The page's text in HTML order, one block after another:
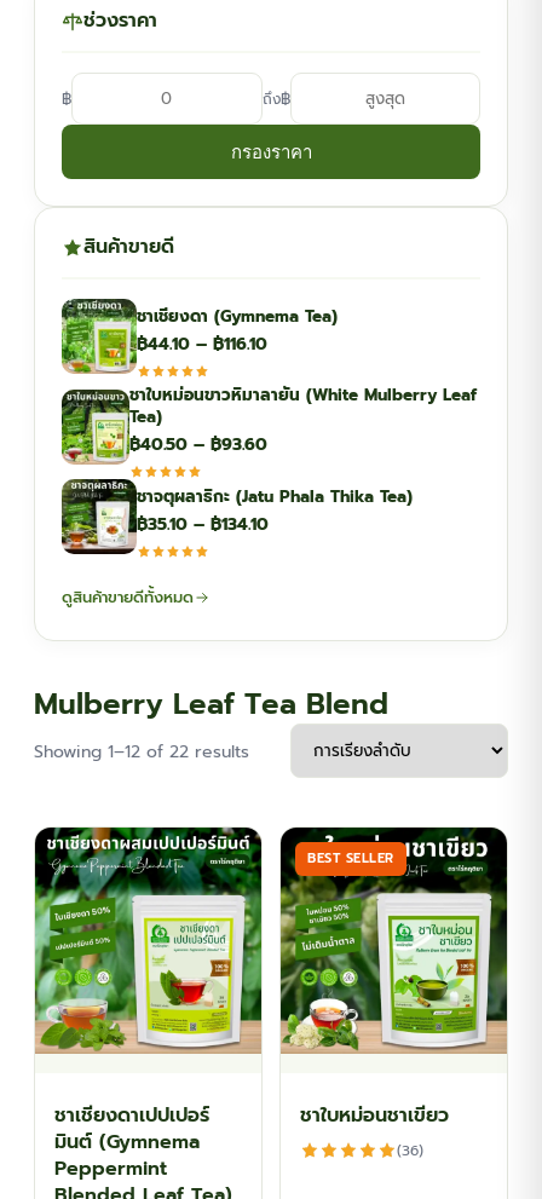
ช่วงราคา
฿ ถึง฿
กรองราคา
สินค้าขายดี
ชาเชียงดา (Gymnema Tea)
฿44.10 – ฿116.10Price
฿44.10
฿116.10
ชาใบหม่อนขาวหิมาลายัน (White Mulberry Leaf
Tea)
฿40.50 – ฿93.60Price
฿40.50
through
ชาจตุผลาธิกะ (Jatu Phala Thika Tea)
฿35.10 – ฿134.10Price
ดูสินค้าขายดีทั้งหมด
Mulberry Leaf Tea Blend
Showing 1–12 of 22 results
ชาเชียงดาเปปเปอร์
มินต์ (Gymnema
Peppermint
BEST SELLER
ชาใบหม่อนชาเขียว
(36)